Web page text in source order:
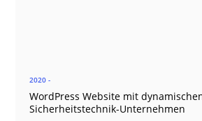
2020 -
WordPress Website mit
Sicherheitstechnik-Unternehmen